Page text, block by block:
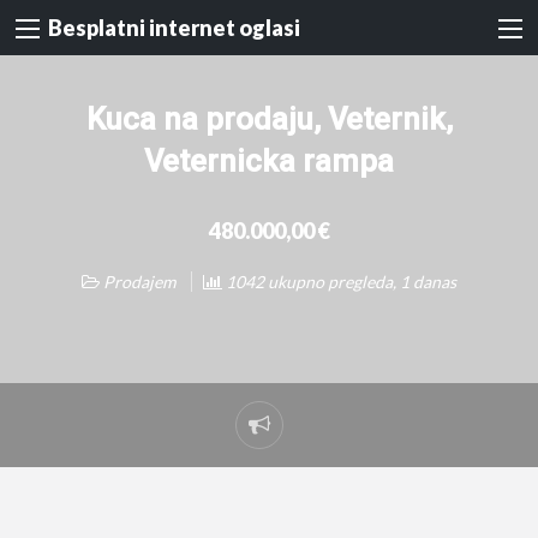
Besplatni internet oglasi
Kuca na prodaju, Veternik,
Veternicka rampa
480.000,00 €
Prodajem 1042 ukupno pregleda, 1 danas
Prijavi
problem